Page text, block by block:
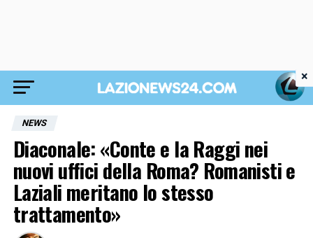
NEWS
Diaconale: «Conte e la Raggi nei
nuovi uffici della Roma? Romanisti e
Laziali meritano lo stesso
trattamento»
×